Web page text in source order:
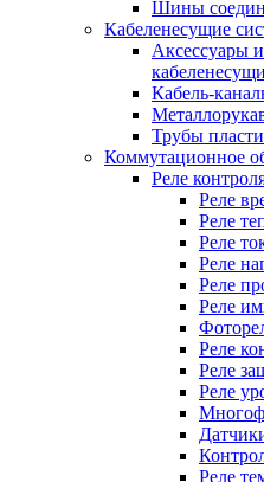
Шины
Кабеленесущие
Аксессуары
Кабель-
Трубы
Коммутационное
Реле
Реле
Реле
Реле
Реле
Реле
Реле
Реле
Реле
Реле
Реле